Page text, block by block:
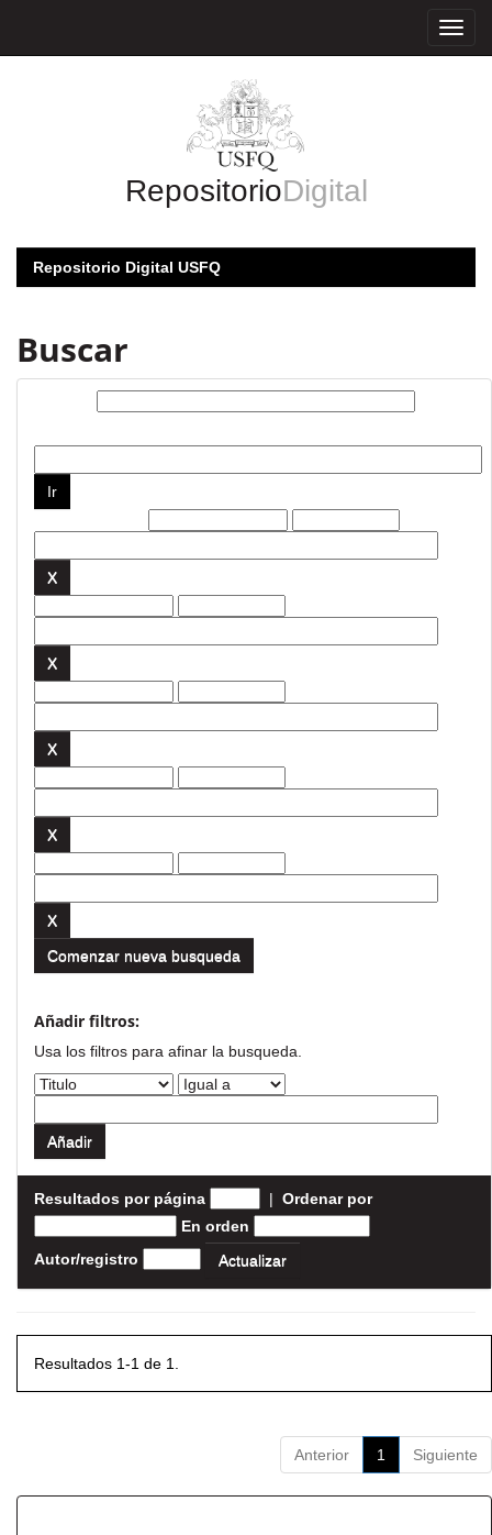
RepositorioDigital
Repositorio Digital USFQ
Buscar
Comenzar nueva busqueda
Añadir filtros:
Usa los filtros para afinar la busqueda.
Resultados por página | Ordenar por
En orden
Autor/registro
Resultados 1-1 de 1.
Anterior 1 Siguiente